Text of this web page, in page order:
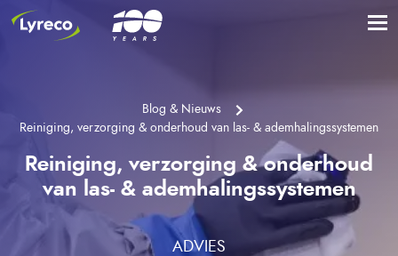
Blog & Nieuws
Reiniging, verzorging & onderhoud van las- & ademhalingssystemen
Reiniging, verzorging & onderhoud
van las- & ademhalingssystemen
ADVIES